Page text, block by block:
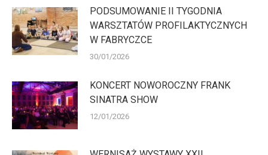
PODSUMOWANIE II TYGODNIA
WARSZTATÓW PROFILAKTYCZNYCH
W FABRYCZCE
30/01/2026
KONCERT NOWOROCZNY FRANK
SINATRA SHOW
12/01/2026